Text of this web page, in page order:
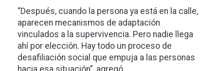
“Después, cuando la persona ya está en la calle,
aparecen mecanismos de adaptación
vinculados a la supervivencia. Pero nadie llega
ahí por elección. Hay todo un proceso de
desafiliación social que empuja a las personas